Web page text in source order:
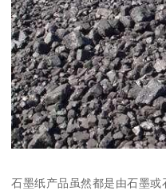
石墨纸产品虽然都是由石墨